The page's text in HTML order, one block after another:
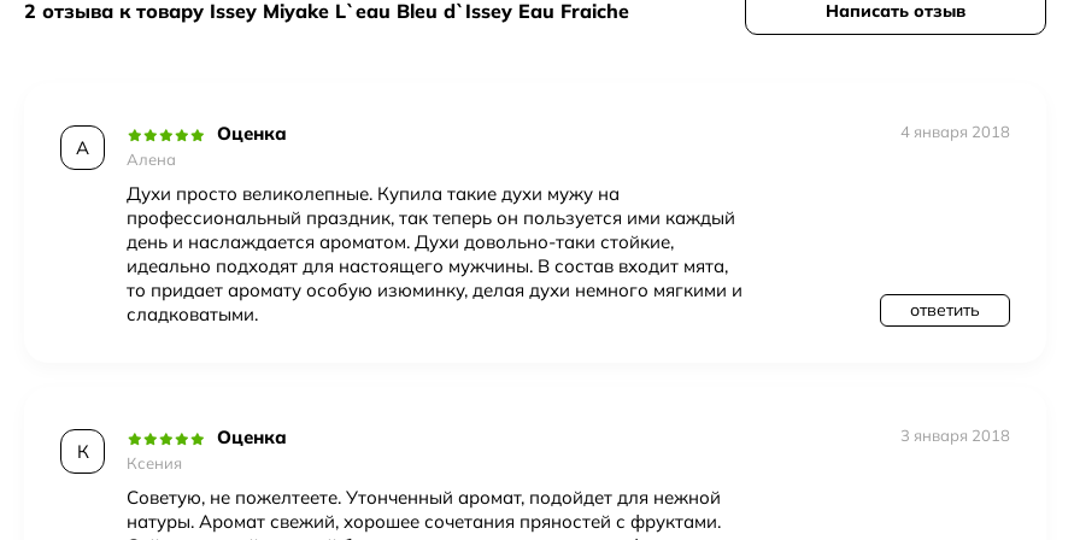
Отливант— небольшой объём из оригинального флакона, чтобы попробовать до полного флакона
2 отзыва к товару Issey Miyake L`eau Bleu d`Issey Eau Fraiche Написать отзыв
А
Оценка
Алена
Духи просто великолепные. Купила такие духи мужу на
профессиональный праздник, так теперь он пользуется ими каждый
день и наслаждается ароматом. Духи довольно-таки стойкие,
идеально подходят для настоящего мужчины. В состав входит мята,
то придает аромату особую изюминку, делая духи немного мягкими и
сладковатыми.
4 января 2018
ответить
К
Оценка
Ксения
Советую, не пожелтеете. Утонченный аромат, подойдет для нежной
натуры. Аромат свежий, хорошее сочетания пряностей с фруктами.
3 января 2018